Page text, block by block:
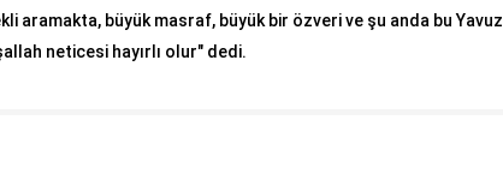
aramakta, büyük masraf, büyük bir özveri ve şu anda bu Yavuz
neticesi hayırlı olur" dedi.